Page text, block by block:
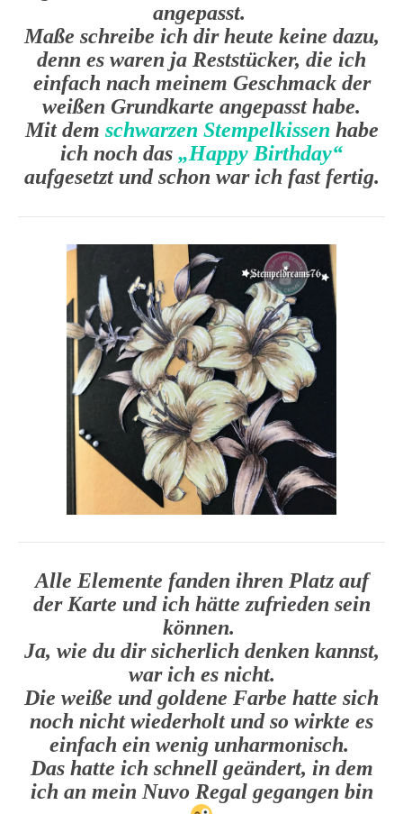
angepasst.
Maße schreibe ich dir heute keine dazu,
denn es waren ja Reststücker, die ich
einfach nach meinem Geschmack der
weißen Grundkarte angepasst habe.
Mit dem schwarzen Stempelkissen habe
ich noch das „Happy Birthday“
aufgesetzt und schon war ich fast fertig.
Alle Elemente fanden ihren Platz auf
der Karte und ich hätte zufrieden sein
können.
Ja, wie du dir sicherlich denken kannst,
war ich es nicht.
Die weiße und goldene Farbe hatte sich
noch nicht wiederholt und so wirkte es
einfach ein wenig unharmonisch.
Das hatte ich schnell geändert, in dem
ich an mein Nuvo Regal gegangen bin